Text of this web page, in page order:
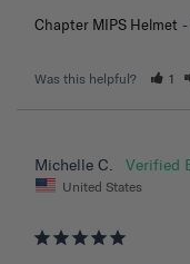
Chapter MIPS Helmet
Was this helpful? 1
Michelle C.
United States